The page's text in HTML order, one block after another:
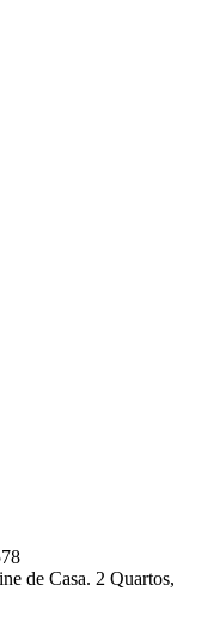
de Casa. 2 Quartos,